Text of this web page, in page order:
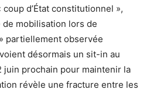
d’État constitutionnel »,
mobilisation lors de
partiellement observée
désormais un sit-in au
juin prochain pour maintenir la
révèle une fracture entre les